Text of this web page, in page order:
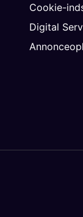
Cookie-
Digital